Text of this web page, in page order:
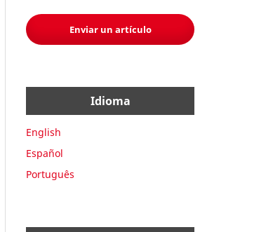
Enviar un artículo
Idioma
English
Español
Português